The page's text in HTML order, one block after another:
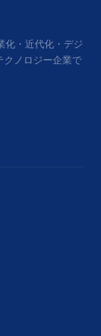
化・近代化・デジ
クノロジー企業で